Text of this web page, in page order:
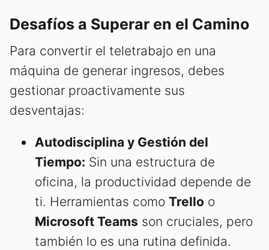
Desafíos a Superar en el Camino
Para convertir el teletrabajo en una
máquina de generar ingresos, debes
gestionar proactivamente sus
desventajas:
Autodisciplina y Gestión del
Tiempo: Sin una estructura de
oficina, la productividad depende de
ti. Herramientas como Trello o
Microsoft Teams son cruciales, pero
también lo es una rutina definida.